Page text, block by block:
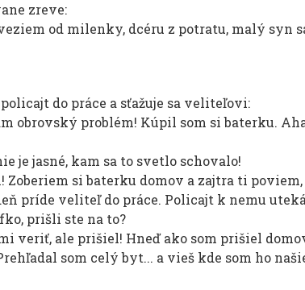
zreve:
od milenky, dcéru z potratu, malý syn
do práce a sťažuje sa veliteľovi:
obrovský problém! Kúpil som si baterku.
je jasné, kam sa to svetlo schovalo!
Zoberiem si baterku domov a zajtra ti
príde veliteľ do práce. Policajt k nemu
prišli ste na to?
veriť, ale prišiel! Hneď ako som prišiel
som celý byt... a vieš kde som ho